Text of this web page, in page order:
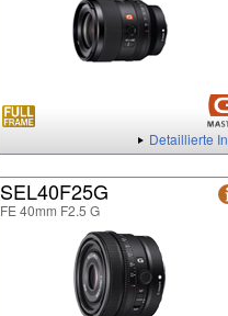
Detaillierte
SEL40F25G
FE 40mm F2.5 G